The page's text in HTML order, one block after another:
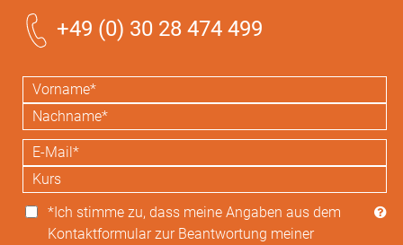
+49 (0) 30 28 474 499
*Ich stimme zu, dass meine Angaben aus dem
Kontaktformular zur Beantwortung meiner